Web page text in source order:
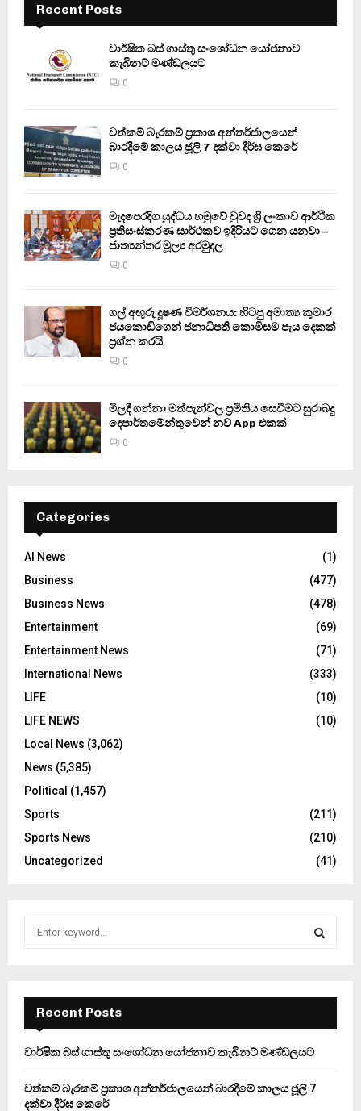
Recent Posts
වාර්ෂික බස් ගාස්තු සංශෝධන යෝජනාව
කැබිනට් මණ්ඩලයට
0
වත්කම් බැරකම් ප්‍රකාශ අන්තර්ජාලයෙන්
බාරදීමේ කාලය ජූලි 7 දක්වා දීර්ඝ කෙරේ
0
මැදපෙරදිග යුද්ධය හමුවේ වුවද ශ්‍රී ලංකාව ආර්ථික
ප්‍රතිසංස්කරණ සාර්ථකව ඉදිරියට ගෙන යනවා –
ජාත්‍යන්තර මූල්‍ය අරමුදල
0
ගල් අඟුරු දූෂණ විමර්ශනය: හිටපු අමාත්‍ය කුමාර
ජයකොඩිගෙන් ජනාධිපති කොමිසම පැය දෙකක්
ප්‍රශ්න කරයි
0
මිලදී ගන්නා මත්පැන්වල ප්‍රමිතිය සෙවීමට සුරාබදු
දෙපාර්තමේන්තුවෙන් නව App එකක්
0
Categories
AI News
(1)
Business
(477)
Business News
(478)
Entertainment
(69)
Entertainment News
(71)
International News
(333)
LIFE
(10)
LIFE NEWS
(10)
Local News (3,062)
News (5,385)
Political (1,457)
Sports
(211)
Sports News
(210)
Uncategorized
(41)
f
r
E
A
Recent Posts
වාර්ෂික බස් ගාස්තු සංශෝධන යෝජනාව කැබිනට් මණ්ඩලයට
වත්කම් බැරකම් ප්‍රකාශ අන්තර්ජාලයෙන් බාරදීමේ කාලය ජූලි 7
දක්වා දීර්ඝ කෙරේ